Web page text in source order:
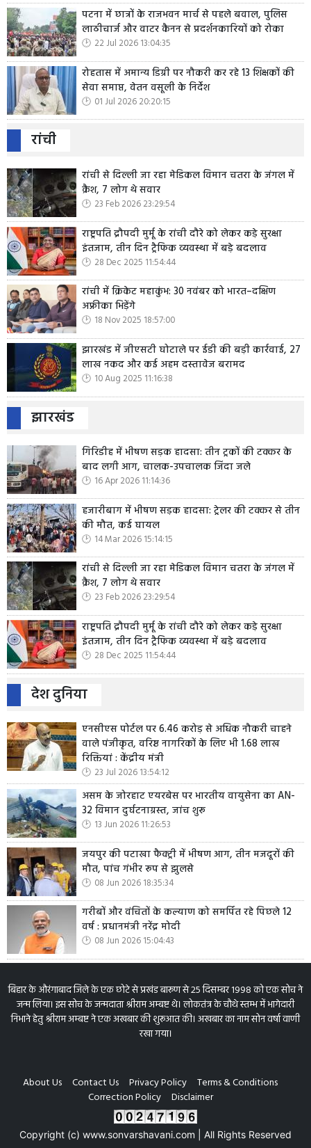
पटना में छात्रों के राजभवन मार्च से पहले बवाल, पुलिस
लाठीचार्ज और वाटर कैनन से प्रदर्शनकारियों को रोका
22 Jul 2026 13:04:35
रोहतास में अमान्य डिग्री पर नौकरी कर रहे 13 शिक्षकों की
सेवा समाप्त, वेतन वसूली के निर्देश
01 Jul 2026 20:20:15
रांची
रांची से दिल्ली जा रहा मेडिकल विमान चतरा के जंगल में
क्रैश, 7 लोग थे सवार
23 Feb 2026 23:29:54
राष्ट्रपति द्रौपदी मुर्मू के रांची दौरे को लेकर कड़े सुरक्षा
इंतजाम, तीन दिन ट्रैफिक व्यवस्था में बड़े बदलाव
28 Dec 2025 11:54:44
रांची में क्रिकेट महाकुंभ: 30 नवंबर को भारत–दक्षिण
अफ्रीका भिड़ेंगे
18 Nov 2025 18:57:00
झारखंड में जीएसटी घोटाले पर ईडी की बड़ी कार्रवाई, 27
लाख नकद और कई अहम दस्तावेज बरामद
10 Aug 2025 11:16:38
झारखंड
गिरिडीह में भीषण सड़क हादसा: तीन ट्रकों की टक्कर के
बाद लगी आग, चालक-उपचालक जिंदा जले
16 Apr 2026 11:14:36
हजारीबाग में भीषण सड़क हादसा: ट्रेलर की टक्कर से तीन
की मौत, कई घायल
14 Mar 2026 15:14:15
रांची से दिल्ली जा रहा मेडिकल विमान चतरा के जंगल में
क्रैश, 7 लोग थे सवार
23 Feb 2026 23:29:54
राष्ट्रपति द्रौपदी मुर्मू के रांची दौरे को लेकर कड़े सुरक्षा
इंतजाम, तीन दिन ट्रैफिक व्यवस्था में बड़े बदलाव
28 Dec 2025 11:54:44
देश दुनिया
एनसीएस पोर्टल पर 6.46 करोड़ से अधिक नौकरी चाहने
वाले पंजीकृत, वरिष्ठ नागरिकों के लिए भी 1.68 लाख
रिक्तियां : केंद्रीय मंत्री
23 Jul 2026 13:54:12
असम के जोरहाट एयरबेस पर भारतीय वायुसेना का AN-
32 विमान दुर्घटनाग्रस्त, जांच शुरू
13 Jun 2026 11:26:53
जयपुर की पटाखा फैक्ट्री में भीषण आग, तीन मजदूरों की
मौत, पांच गंभीर रूप से झुलसे
08 Jun 2026 18:35:34
गरीबों और वंचितों के कल्याण को समर्पित रहे पिछले 12
वर्ष : प्रधानमंत्री नरेंद्र मोदी
08 Jun 2026 15:04:43
बिहार के औरंगाबाद जिले के एक छोटे से प्रखंड बारूण से 25 दिसम्बर 1998 को एक सोच ने
जन्म लिया। इस सोच के जन्मदाता श्रीराम अम्बष्ट थे। लोकतंत्र के चौथे स्तम्भ में भागेदारी
निभाने हेतु श्रीराम अम्बष्ट ने एक अखबार की शुरूआत की। अखबार का नाम सोन वर्षा वाणी
रखा गया।
About Us Contact Us Privacy Policy
Terms & Conditions
Correction Policy
Disclaimer
Copyright (c) www.sonvarshavani.com | All Rights Reserved